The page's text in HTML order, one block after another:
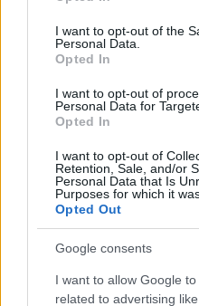
use your data for below
consent section.
I want to opt-out of the
Personal Data.
Opted In
I want to opt-out of
Personal Data for
Opted In
I want to opt-out of
Retention, Sale, and/or
Personal Data that Is
Purposes for which it
Opted Out
Google consents
I want to allow Google
related to advertising